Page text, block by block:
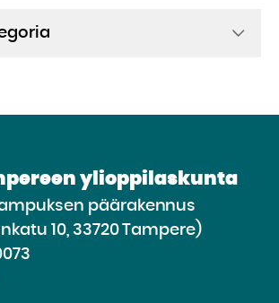
ylioppilaskunta
päärakennus
10, 33720 Tampere)